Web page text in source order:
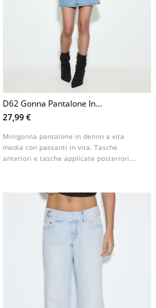
D62 Gonna Pantalone In
Denim L01283422
27,99 €
Minigonna pantalone in denim a vita
media con passanti in vita. Tasche
anteriori e tasche applicate posteriori.